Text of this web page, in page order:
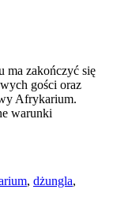
ma zakończyć się
gości oraz
Afrykarium.
warunki
, dżungla,